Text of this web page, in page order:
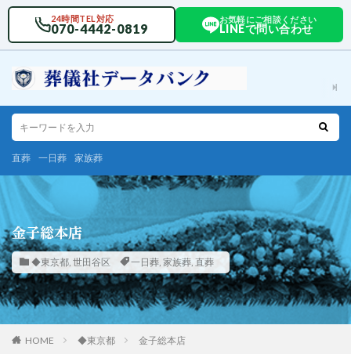
24時間TEL対応
070-4442-0819
お気軽にご相談ください
LINEで問い合わせ
直葬 一日葬 家族葬
金子総本店
◆東京都, 世田谷区 一日葬, 家族葬, 直葬
HOME ◆東京都 金子総本店